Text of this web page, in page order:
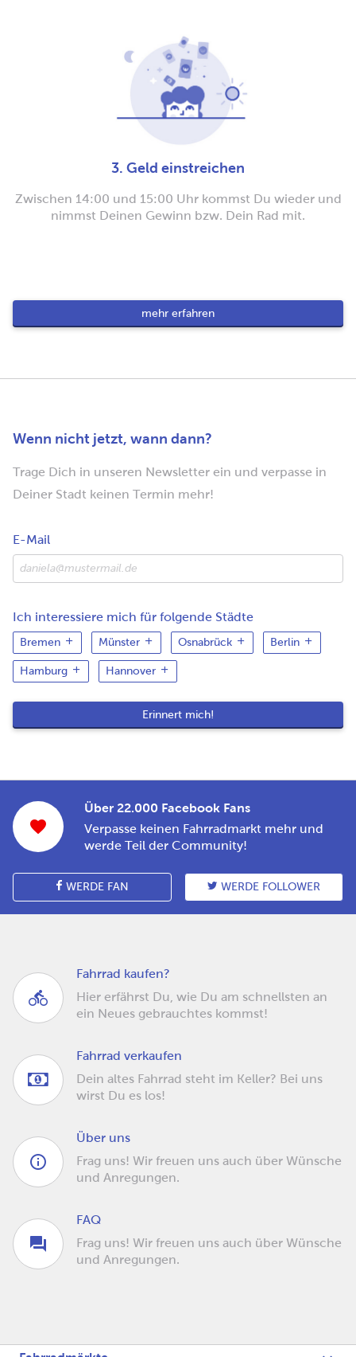
3. Geld einstreichen
Zwischen 14:00 und 15:00 Uhr kommst Du wieder und
nimmst Deinen Gewinn bzw. Dein Rad mit.
mehr erfahren
Wenn nicht jetzt, wann dann?
Trage Dich in unseren Newsletter ein und verpasse in
Deiner Stadt keinen Termin mehr!
E-Mail
Ich interessiere mich für folgende Städte
Bremen Münster Osnabrück Berlin
Hamburg Hannover
Über 22.000 Facebook Fans
Verpasse keinen Fahrradmarkt mehr und
werde Teil der Community!
WERDE FAN WERDE FOLLOWER
Fahrrad kaufen?
Hier erfährst Du, wie Du am schnellsten an
ein Neues gebrauchtes kommst!
Fahrrad verkaufen
Dein altes Fahrrad steht im Keller? Bei uns
wirst Du es los!
Über uns
Frag uns! Wir freuen uns auch über Wünsche
und Anregungen.
FAQ
Frag uns! Wir freuen uns auch über Wünsche
und Anregungen.